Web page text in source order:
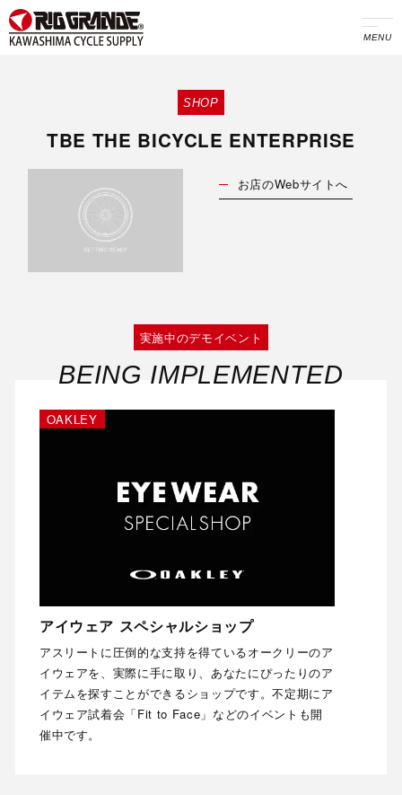
MENU
SHOP
TBE THE BICYCLE ENTERPRISE
お店のWebサイトへ
実施中のデモイベント
BEING IMPLEMENTED
OAKLEY
アイウェア スペシャルショップ
アスリートに圧倒的な支持を得ているオークリーのア
イウェアを、実際に手に取り、あなたにぴったりのア
イテムを探すことができるショップです。不定期にア
イウェア試着会「Fit to Face」などのイベントも開
催中です。